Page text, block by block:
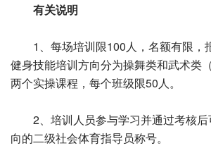
有关说明
1、每场培训限100人，名额有限，
健身技能培训方向分为操舞类和武术类
两个实操课程，每个班级限50人。
2、培训人员参与学习并通过考核后
向的二级社会体育指导员称号。